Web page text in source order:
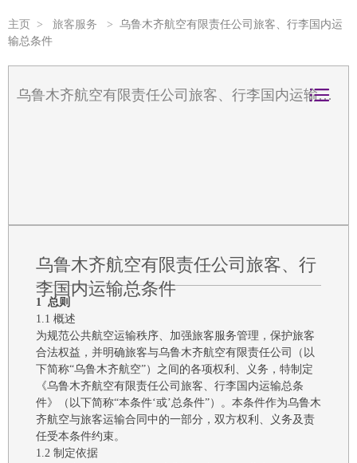
主页 > 旅客服务 > 乌鲁木齐航空有限责任公司旅客、行李国内运
输总条件
乌鲁木齐航空有限责任公司旅客、行李国内运输总条件
乌鲁木齐航空有限责任公司旅客、行
李国内运输总条件
1 总则
1.1 概述
为规范公共航空运输秩序、加强旅客服务管理，保护旅客
合法权益，并明确旅客与乌鲁木齐航空有限责任公司
（以
下简称“乌鲁木齐航空”）之间的各项权利、义务，特制定
《乌鲁木齐航空有限责任公司 旅客、行李国内运输总条
件》（以下简称“本条件‘或’总条件”）。本条件作为乌鲁木
齐航空与旅客运输合同 中的一部分 ，双方权利 、 义务及责
任受本条件约束。
1.2 制定依据